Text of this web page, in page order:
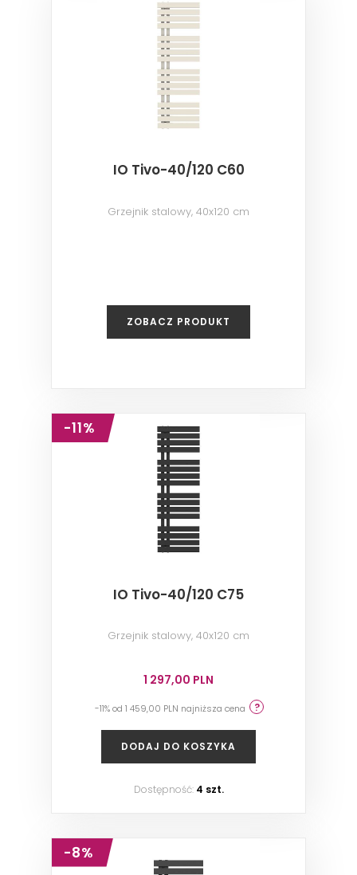
IO Tivo-40/120 C60
Grzejnik stalowy, 40x120 cm
ZOBACZ PRODUKT
-11%
IO Tivo-40/120 C75
Grzejnik stalowy, 40x120 cm
1 297,00 PLN
-11% od 1 459,00 PLN najniższa cena
DODAJ DO KOSZYKA
Dostępność: 4 szt.
-8%